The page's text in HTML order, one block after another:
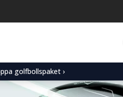
golfbollspaket ›